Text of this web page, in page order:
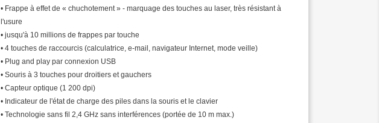
• Frappe à effet de « chuchotement » - marquage des touches au laser, très résistant à
l'usure
• jusqu'à 10 millions de frappes par touche
• 4 touches de raccourcis (calculatrice, e-mail, navigateur Internet, mode veille)
• Plug and play par connexion USB
• Souris à 3 touches pour droitiers et gauchers
• Capteur optique (1 200 dpi)
• Indicateur de l'état de charge des piles dans la souris et le clavier
• Technologie sans fil 2,4 GHz sans interférences (portée de 10 m max.)